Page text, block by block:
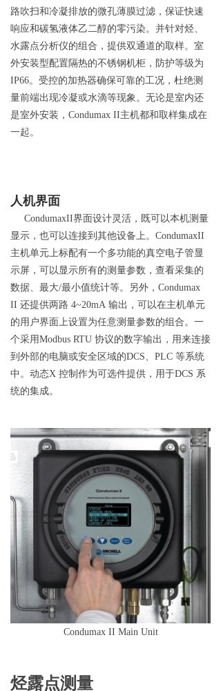
路吹扫和冷凝排放的微孔薄膜过滤，保证快速
响应和碳氢液体乙二醇的零污染。并针对烃、
水露点分析仪的组合，提供双通道的取样。室
外安装型配置隔热的不锈钢机柜，防护等级为
IP66。受控的加热器确保可靠的工况，杜绝测
量前端出现冷凝或水滴等现象。无论是室内还
是室外安装 ， Condumax II主机都和取样集成在
一起。
人机界面
CondumaxII界面设计灵活，既可以本机测量
显示，也可以连接到其他设备上。 CondumaxII
主机单元上标配有一个多功能的真空电子管显
示屏，可以显示所有的测量参数，查看采集的
数据、最大/最小值统计等。另外 ， Condumax
II 还提供两 路 4~20mA 输出，可以在主机单元
的用户界面上设置为任意测量参数的组合。一
个采用Modbus RTU 协议的数字输出，用来连接
到外部的电脑或安全区域的DCS、 PLC 等系统
中。动态X 控制作为可选件提供，用于DCS 系
统的集成。
Condumax II Main Unit
烃露点测量